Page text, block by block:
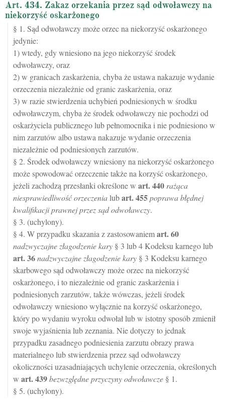
Art. 434. Zakaz orzekania przez sąd odwoławczy na
niekorzyść oskarżonego
§ 1. Sąd odwoławczy może orzec na niekorzyść oskarżonego
jedynie:
1) wtedy, gdy wniesiono na jego niekorzyść środek
odwoławczy, oraz
2) w granicach zaskarżenia, chyba że ustawa nakazuje wydanie
orzeczenia niezależnie od granic zaskarżenia, oraz
3) w razie stwierdzenia uchybień podniesionych w środku
odwoławczym, chyba że środek odwoławczy nie pochodzi od
oskarżyciela publicznego lub pełnomocnika i nie podniesiono w
nim zarzutów albo ustawa nakazuje wydanie orzeczenia
niezależnie od podniesionych zarzutów.
§ 2. Środek odwoławczy wniesiony na niekorzyść oskarżonego
może spowodować orzeczenie także na korzyść oskarżonego,
jeżeli zachodzą przesłanki określone w art.440 rażąca
niesprawiedliwość orzeczenialubart.455poprawa błędnej
kwalifikacji prawnej przez sąd odwoławczy.
§ 3. (uchylony).
§ 4. W przypadku skazania z zastosowaniemart.60
nadzwyczajne złagodzenie kary § 3 lub 4 Kodeksu karnego lub
art.36nadzwyczajne złagodzenie kary § 3 Kodeksu karnego
skarbowego sąd odwoławczy może orzec na niekorzyść
oskarżonego, i to niezależnie od granic zaskarżenia i
podniesionych zarzutów, także wówczas, jeżeli środek
odwoławczy wniesiono wyłącznie na korzyść oskarżonego,
który po wydaniu wyroku odwołał lub w istotny sposób zmienił
swoje wyjaśnienia lub zeznania. Nie dotyczy to jednak
przypadku zasadnego podniesienia zarzutu obrazy prawa
materialnego lub stwierdzenia przez sąd odwoławczy
okoliczności uzasadniających uchylenie orzeczenia, określonych
w art.439bezwzględne przyczyny odwoławcze § 1.
§ 5. (uchylony).